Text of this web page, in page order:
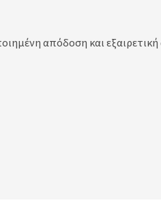
απόδοση και εξαιρετική